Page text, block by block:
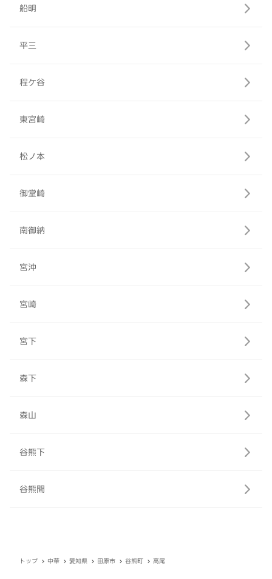
船明
平三
程ケ谷
東宮崎
松ノ本
御堂崎
南御納
宮沖
宮崎
宮下
森下
森山
谷熊下
谷熊間
トップ 中華 愛知県 田原市 谷熊町 高尾